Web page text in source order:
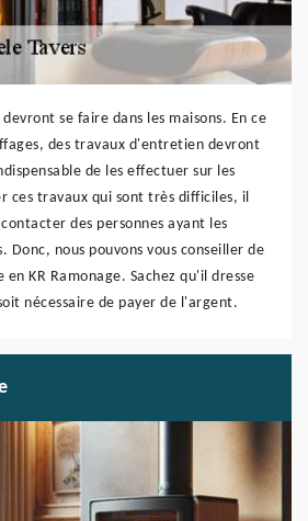
se faire dans les maisons. En ce
des travaux d'entretien devront
de les effectuer sur les
ces travaux qui sont très difficiles, il
des personnes ayant les
Donc, nous pouvons vous conseiller de
KR Ramonage. Sachez qu'il dresse
nécessaire de payer de l'argent.